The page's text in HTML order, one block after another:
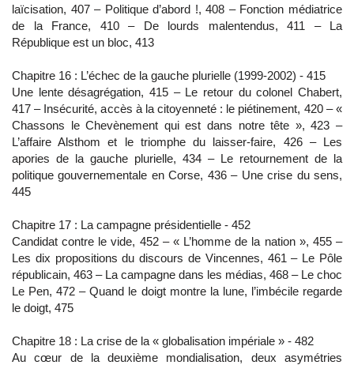
laïcisation, 407 – Politique d’abord !, 408 – Fonction médiatrice
de la France, 410 – De lourds malentendus, 411 – La
République est un bloc, 413
Chapitre 16 : L’échec de la gauche plurielle (1999-2002) - 415
Une lente désagrégation, 415 – Le retour du colonel Chabert,
417 – Insécurité, accès à la citoyenneté : le piétinement, 420 – «
Chassons le Chevènement qui est dans notre tête », 423 –
L’affaire Alsthom et le triomphe du laisser-faire, 426 – Les
apories de la gauche plurielle, 434 – Le retournement de la
politique gouvernementale en Corse, 436 – Une crise du sens,
445
Chapitre 17 : La campagne présidentielle - 452
Candidat contre le vide, 452 – « L’homme de la nation », 455 –
Les dix propositions du discours de Vincennes, 461 – Le Pôle
républicain, 463 – La campagne dans les médias, 468 – Le choc
Le Pen, 472 – Quand le doigt montre la lune, l’imbécile regarde
le doigt, 475
Chapitre 18 : La crise de la « globalisation impériale » - 482
Au cœur de la deuxième mondialisation, deux asymétries